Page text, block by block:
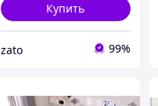
Купить
zato 99%